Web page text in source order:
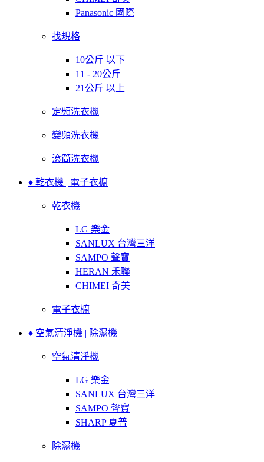
Panasonic 國際
找規格
10公斤 以下
11 - 20公斤
21公斤 以上
定頻洗衣機
變頻洗衣機
滾筒洗衣機
♦ 乾衣機 | 電子衣櫥
乾衣機
LG 樂金
SANLUX 台灣三洋
SAMPO 聲寶
HERAN 禾聯
CHIMEI 奇美
電子衣櫥
♦ 空氣清淨機 | 除濕機
空氣清淨機
LG 樂金
SANLUX 台灣三洋
SAMPO 聲寶
SHARP 夏普
除濕機